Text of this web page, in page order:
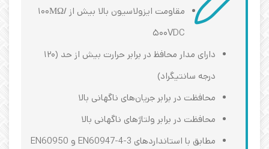
مقاومت ایزولاسیون بالا بیش از ۱۰۰ΜΩ/
۵۰۰VDC
دارای مدار محافظ در برابر حرارت بیش از حد (۱۲۰
درجه سانتیگراد)
محافظت در برابر جریان‌های ناگهانی بالا
محافظت در برابر ولتاژهای ناگهانی بالا
مطابق با استانداردهای EN60947-4-3 و EN60950